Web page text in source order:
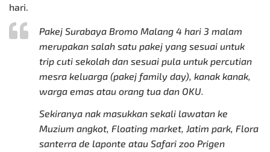
hari.
Pakej Surabaya Bromo Malang 4 hari 3 malam
merupakan salah satu pakej yang sesuai untuk
trip cuti sekolah dan sesuai pula untuk percutian
mesra keluarga (pakej family day), kanak kanak,
warga emas atau orang tua dan OKU.
Sekiranya nak masukkan sekali lawatan ke
Muzium angkot, Floating market, Jatim park, Flora
santerra de laponte atau Safari zoo Prigen